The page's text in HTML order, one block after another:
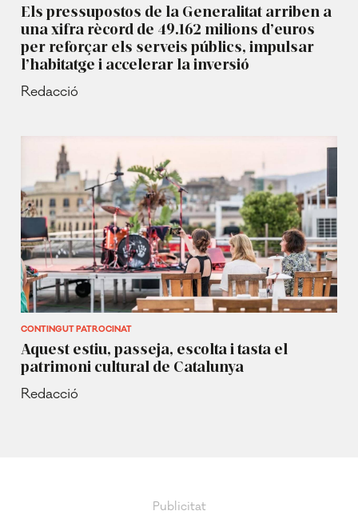
Els pressupostos de la Generalitat arriben a
una xifra rècord de 49.162 milions d’euros
per reforçar els serveis públics, impulsar
l’habitatge i accelerar la inversió
Redacció
CONTINGUT PATROCINAT
Aquest estiu, passeja, escolta i tasta el
patrimoni cultural de Catalunya
Redacció